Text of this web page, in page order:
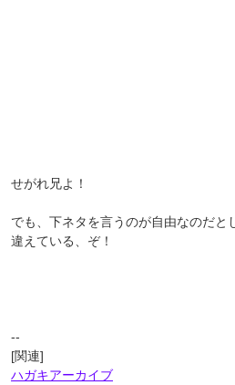
せがれ兄よ！
でも、下ネタを言うのが自由なのだと
違えている、ぞ！
--
[関連]
ハガキアーカイブ